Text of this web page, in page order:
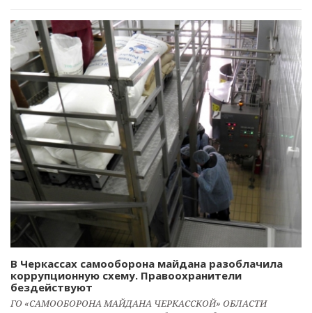
В Черкассах самооборона майдана разоблачила
коррупционную схему. Правоохранители
бездействуют
ГО «САМООБОРОНА МАЙДАНА ЧЕРКАССКОЙ» ОБЛАСТИ